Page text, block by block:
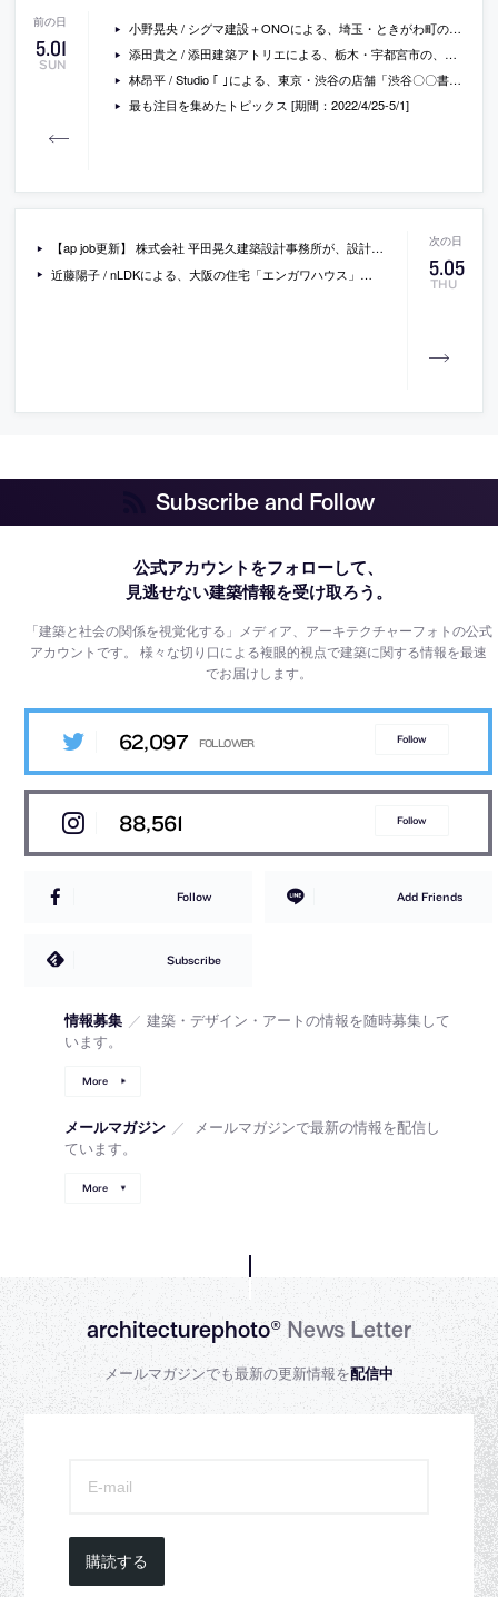
5.01
SUN
小野晃央 / シグマ建設＋ONOによる、埼玉・ときがわ町の住宅改修「山頂のハナレ」。外壁を共有し建ち並ぶ空き家のひとつの改修計画、1階と2階で機能を分け其々を隣接する作業空間と生活空間を拡張する“ハナレ”となるよう構想、家族の暮らしや環境との繋がり自体の拡張も目指す
添田貴之 / 添田建築アトリエによる、栃木・宇都宮市の、テナント建築「CIEL」。住宅や店舗が混在する地域の三方を囲まれた敷地に計画、隣接住宅への配慮を意図して環境に馴染むよう軒高を抑えた四面が家型の立面を考案、周囲に閉じ様々な用途に使える共用テラスも設置
林昂平 / Studio ｢ ｣による、東京・渋谷の店舗「渋谷〇〇書店」。個人に棚を貸し運営にも携わって貰う“シェア型書店”として計画、公平性を考慮した箱型本棚やアイキャッチになり出張可能な屋台自転車を設計、この形式の書店の認知向上も目指す
最も注目を集めたトピックス [期間：2022/4/25-5/1]
5.05
THU
【ap job更新】 株式会社 平田晃久建築設計事務所が、設計スタッフ（新卒既卒・経験者）を募集中
近藤陽子 / nLDKによる、大阪の住宅「エンガワハウス」。土砂災害に若干のリスクを有する場に計画、施主の不安払拭を目指して災害への備えとなり日常の豊かさにも寄与する高基礎の“エンガワ”を考案、眺望を取り込みつつ生活の余白の場もつくる
Subscribe and Follow
公式アカウントをフォローして、
見逃せない建築情報を受け取ろう。
「建築と社会の関係を視覚化する」メディア、アーキテクチャーフォトの公式
アカウントです。様々な切り口による複眼的視点で建築に関する情報を最速
でお届けします。
62,097 Follow
88,561 Follow
Follow Add Friends
Subscribe
情報募集 ／ 建築・デザイン・アートの情報を随時募集して
います。
More
メールマガジン ／
メールマガジンで最新の情報を配信し
ています。
More
architecturephoto®News Letter
メールマガジンでも最新の更新情報を配信中
購読する